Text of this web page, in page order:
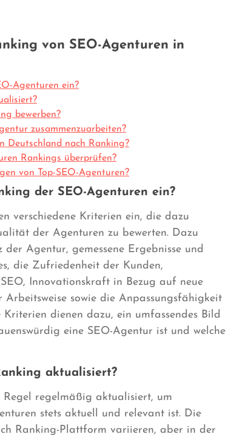
von SEO-Agenturen in
Agenturen ein?
bewerben?
zusammenzuarbeiten?
Deutschland nach Ranking?
Rankings überprüfen?
von Top-SEO-Agenturen?
der SEO-Agenturen ein?
verschiedene Kriterien ein, die dazu
der Agenturen zu bewerten. Dazu
Agentur, gemessene Ergebnisse und
die Zufriedenheit der Kunden,
Innovationskraft in Bezug auf neue
Arbeitsweise sowie die Anpassungsfähigkeit
dienen dazu, ein umfassendes Bild
eine SEO-Agentur ist und welche
aktualisiert?
regelmäßig aktualisiert, um
stets aktuell und relevant ist. Die
Ranking-Plattform variieren, aber in der